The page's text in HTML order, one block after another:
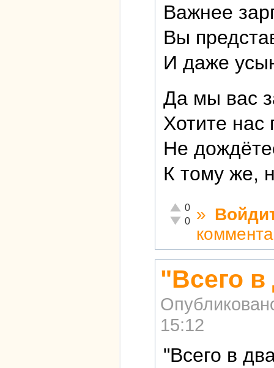
Важнее
Вы
И даже
Да мы вас
Хотите нас
Не
К тому же,
Отлично!
0
Неадекватно!
0 »
"Всего в
15:12
"Всего в